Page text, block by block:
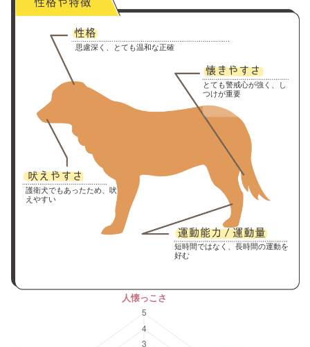
思慮深く、とても温和な正確
とても警戒心が強く、し
つけが重要
護衛犬でもあったため、吠
えやすい
短時間ではなく、長時間の運動を
好む